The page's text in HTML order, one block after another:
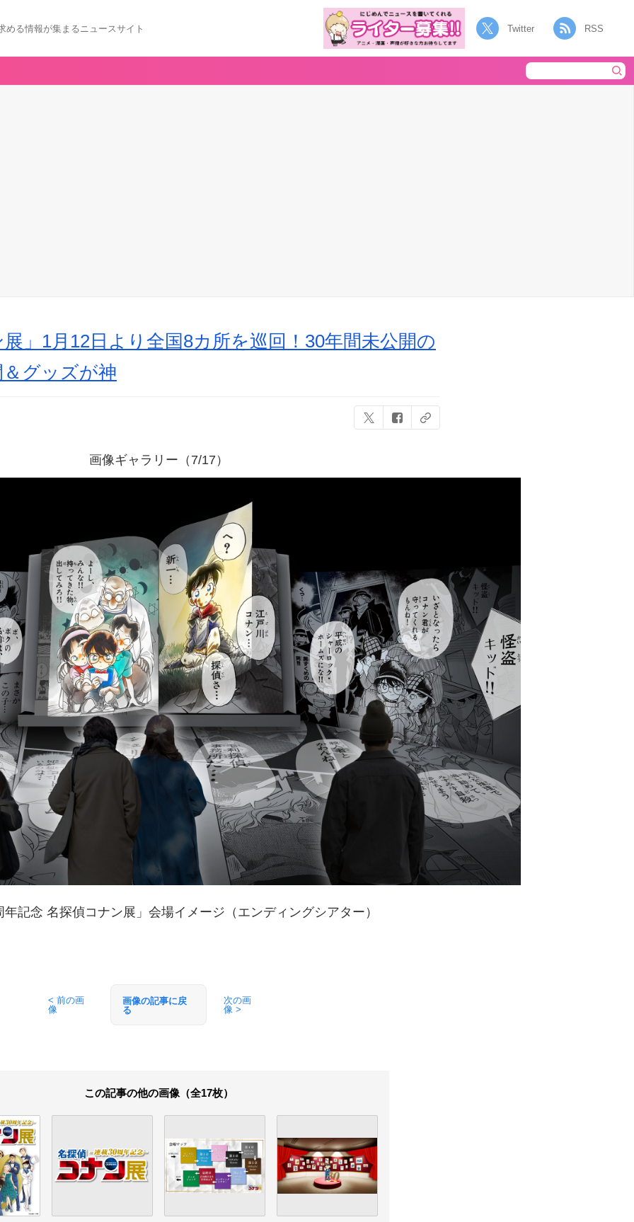
める情報が集まるニュースサイト Twitter RSS
」1月12日より全国8カ所を巡回！30年間未公開の
グッズが神
画像ギャラリー（7/17）
記念 名探偵コナン展」会場イメージ（エンディングシアター）
< 前の画
像
画像の記事に戻
る
次の画
像 >
この記事の他の画像（全17枚）